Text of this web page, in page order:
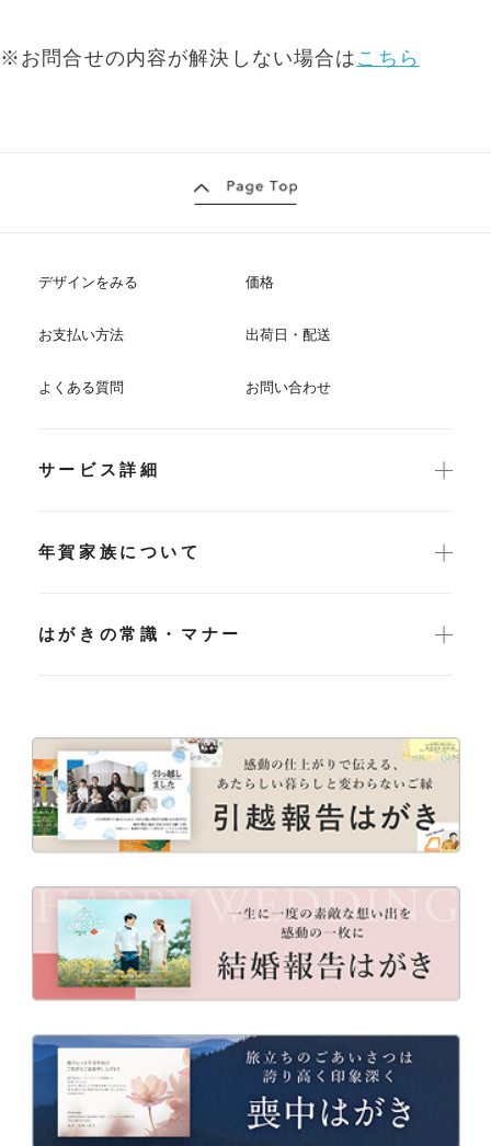
※お問合せの内容が解決しない場合はこちら
デザインをみる 価格
お支払い方法 出荷日・配送
よくある質問 お問い合わせ
サービス詳細
年賀家族について
はがきの常識・マナー